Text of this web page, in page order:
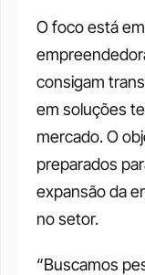
O foco está
consigam
em soluções
mercado. O
preparados
expansão da
no setor.
“Buscamos